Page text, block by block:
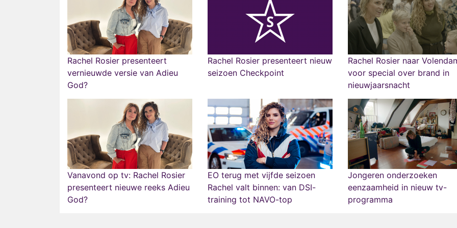
Rachel Rosier presenteert
vernieuwde versie van Adieu
God?
Rachel Rosier presenteert nieuw
seizoen Checkpoint
Rachel Rosier naar
voor special over brand in
nieuwjaarsnacht
Vanavond op tv: Rachel Rosier
presenteert nieuwe reeks Adieu
God?
EO terug met vijfde seizoen
Rachel valt binnen: van DSI-
training tot NAVO-top
Jongeren onderzoeken
eenzaamheid in nieuw tv-
programma